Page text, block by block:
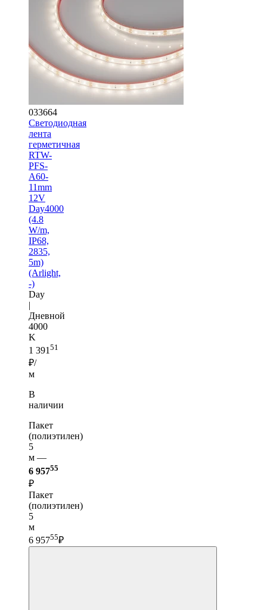
033664
Светодиодная
лента
герметичная
RTW-
PFS-
A60-
11mm
12V
Day4000
(4.8
W/m,
IP68,
2835,
5m)
(Arlight,
-)
Day
|
Дневной
4000
K
1 391 51
₽/
м
В
наличии
Пакет
(полиэтилен)
5
м —
6 95755
₽
Пакет
(полиэтилен)
5
м
6 95755₽